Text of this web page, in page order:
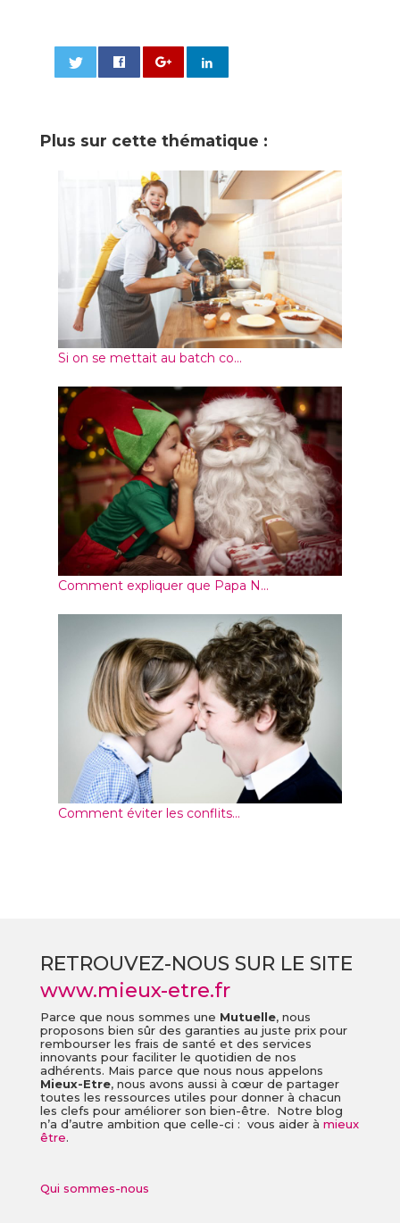
Plus sur cette thématique :
Si on se mettait au batch co...
Comment expliquer que Papa N...
Comment éviter les conflits...
RETROUVEZ-NOUS SUR LE SITE
www.mieux-etre.fr
Parce que nous sommes une Mutuelle, nous
proposons bien sûr des garanties au juste prix pour
rembourser les frais de santé et des services
innovants pour faciliter le quotidien de nos
adhérents. Mais parce que nous nous appelons
Mieux-Etre, nous avons aussi à cœur de partager
toutes les ressources utiles pour donner à chacun
les clefs pour améliorer son bien-être. Notre blog
n’a d’autre ambition que celle-ci : vous aider à mieux
être.
Qui sommes-nous